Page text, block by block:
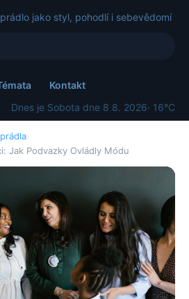
jako styl, pohodlí i sebevědomí
Kontakt
Dnes je Sobota dne 8 8. 2026· 16°C
›
Jak Podvazky Ovládly Módu